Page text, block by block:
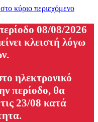
κύριο περιεχόμενο
08/08/2026
κλειστή λόγω
ηλεκτρονικό
περίοδο, θα
23/08 κατά